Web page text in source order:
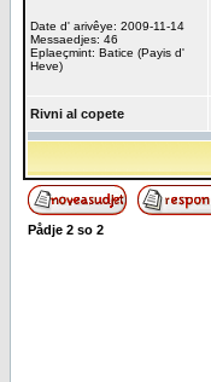
Date d' arivêye: 2009-11-14
Messaedjes: 46
Eplaeçmint: Batice (Payis d'
Heve)
Rivni al copete
Pådje 2 so 2